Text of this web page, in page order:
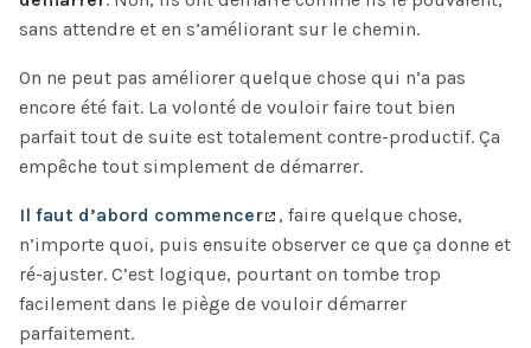
sans attendre et en s’améliorant sur le chemin.
On ne peut pas améliorer quelque chose qui n’a pas
encore été fait. La volonté de vouloir faire tout bien
parfait tout de suite est totalement contre-productif. Ça
empêche tout simplement de démarrer.
Il faut d’abord commencer
, faire quelque chose,
n’importe quoi, puis ensuite observer ce que ça donne et
ré-ajuster. C’est logique, pourtant on tombe trop
facilement dans le piège de vouloir démarrer
parfaitement.